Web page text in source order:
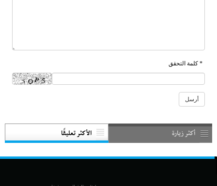
* كلمة التحقق
أكثر زيارة الأكثر تعليقًا